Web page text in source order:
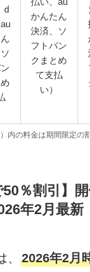
d
かんたん
決済、ソ
フトバン
クまとめ
て支払
い）
内の料金は期間限定の
50％割引】
年2月最新
2026年2月